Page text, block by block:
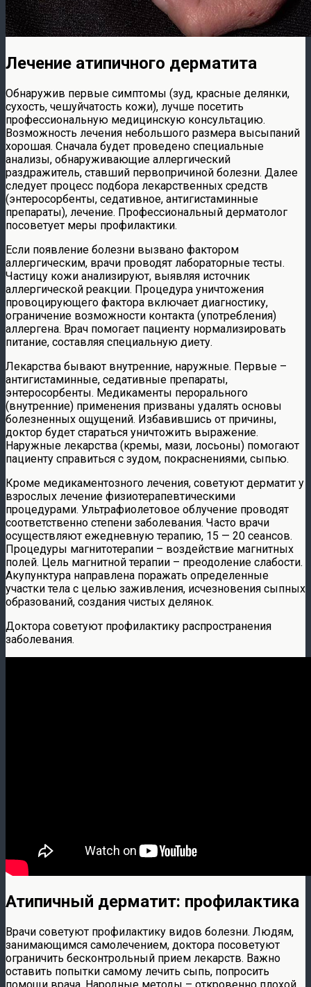
Лечение атипичного дерматита
Обнаружив первые симптомы (зуд, красные делянки,
сухость, чешуйчатость кожи), лучше посетить
профессиональную медицинскую консультацию.
Возможность лечения небольшого размера высыпаний
хорошая. Сначала будет проведено специальные
анализы, обнаруживающие аллергический
раздражитель, ставший первопричиной болезни. Далее
следует процесс подбора лекарственных средств
(энтеросорбенты, седативное, антигистаминные
препараты), лечение. Профессиональный дерматолог
посоветует меры профилактики.
Если появление болезни вызвано фактором
аллергическим, врачи проводят лабораторные тесты.
Частицу кожи анализируют, выявляя источник
аллергической реакции. Процедура уничтожения
провоцирующего фактора включает диагностику,
ограничение возможности контакта (употребления)
аллергена. Врач помогает пациенту нормализировать
питание, составляя специальную диету.
Лекарства бывают внутренние, наружные. Первые –
антигистаминные, седативные препараты,
энтеросорбенты. Медикаменты перорального
(внутренние) применения призваны удалять основы
болезненных ощущений. Избавившись от причины,
доктор будет стараться уничтожить выражение.
Наружные лекарства (кремы, мази, лосьоны) помогают
пациенту справиться с зудом, покраснениями, сыпью.
Кроме медикаментозного лечения, советуют дерматит у
взрослых лечение физиотерапевтическими
процедурами. Ультрафиолетовое облучение проводят
соответственно степени заболевания. Часто врачи
осуществляют ежедневную терапию, 15 — 20 сеансов.
Процедуры магнитотерапии – воздействие магнитных
полей. Цель магнитной терапии – преодоление слабости.
Акупунктура направлена поражать определенные
участки тела с целью заживления, исчезновения сыпных
образований, создания чистых делянок.
Доктора советуют профилактику распространения
заболевания.
Атипичный дерматит: профилактика
Врачи советуют профилактику видов болезни. Людям,
занимающимся самолечением, доктора посоветуют
ограничить бесконтрольный прием лекарств. Важно
оставить попытки самому лечить сыпь, попросить